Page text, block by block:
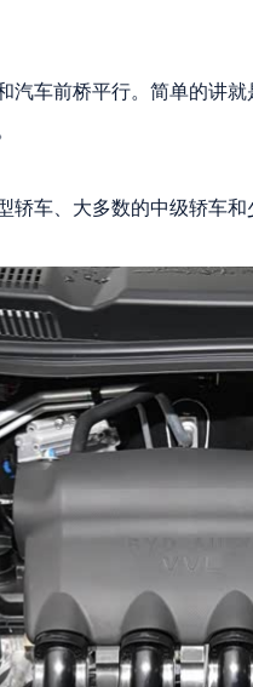
车前桥平行。简单的讲
车、大多数的中级轿车